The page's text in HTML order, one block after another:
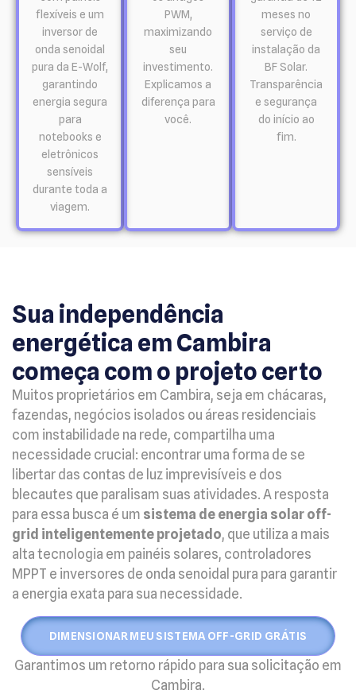
flexíveis e um
inversor de
onda senoidal
pura da E-Wolf,
garantindo
energia segura
para
notebooks e
eletrônicos
sensíveis
durante toda a
viagem.
PWM,
maximizando
seu
investimento.
Explicamos a
diferença para
você.
meses no
serviço de
instalação da
BF Solar.
Transparência
e segurança
do início ao
fim.
Sua independência
energética em Cambira
começa com o projeto certo
Muitos proprietários em Cambira, seja em chácaras,
fazendas, negócios isolados ou áreas residenciais
com instabilidade na rede, compartilha uma
necessidade crucial: encontrar uma forma de se
libertar das contas de luz imprevisíveis e dos
blecautes que paralisam suas atividades. A resposta
para essa busca é um sistema de energia solar off-
grid inteligentemente projetado, que utiliza a mais
alta tecnologia em painéis solares, controladores
MPPT e inversores de onda senoidal pura para garantir
a energia exata para sua necessidade.
DIMENSIONAR MEU SISTEMA OFF-GRID GRÁTIS
Garantimos um retorno rápido para sua solicitação em
Cambira.